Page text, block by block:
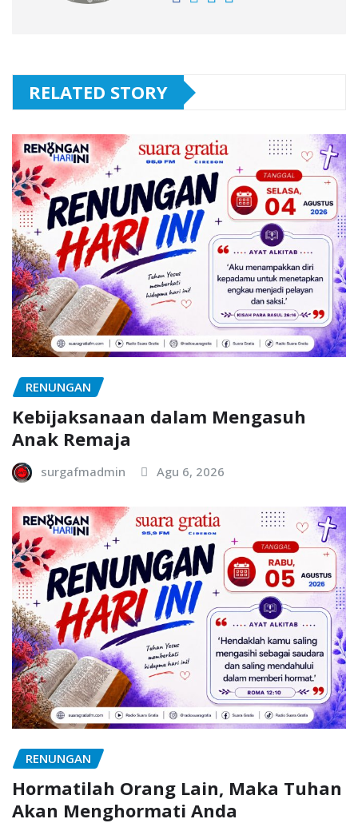
RELATED STORY
RENUNGAN
Kebijaksanaan dalam Mengasuh
Anak Remaja
surgafmadmin Agu 6, 2026
RENUNGAN
Hormatilah Orang Lain, Maka Tuhan
Akan Menghormati Anda